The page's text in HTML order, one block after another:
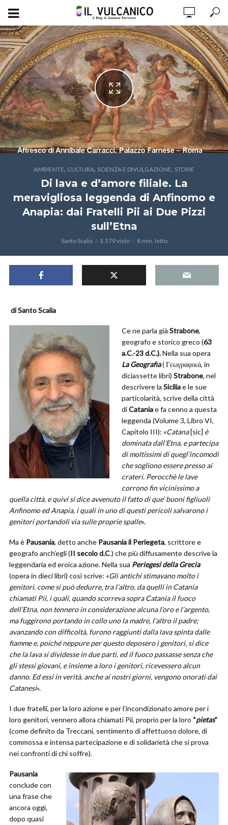
AMBIENTE, CULTURA, SCIENZA E DIVULGAZIONE, STORIE
Di lava e d’amore filiale. La
meravigliosa leggenda di Anfinomo e
Anapia: dai Fratelli Pii ai Due Pizzi
sull’Etna
Santo Scalia 3.579 visto 8 min. letto
di Santo Scalia
Ce ne parla già Strabone,
geografo e storico greco (63
a.C.-23 d.C.).Nella sua opera
La Geografia( Γεωγραφικά, in
diciassette libri) Strabone, nel
descrivere la Siciliae le sue
particolarità, scrive della città
diCataniae fa cenno a questa
leggenda (Volume 3, Libro VI,
Capitolo III): «Catana[sic] è
dominata dall’Etna, e partecipa
di moltissimi di quegl’incomodi
che sogliono essere presso ai
crateri. Perocchè le lave
corrono fin vicinissimo a
quella città, e quivi si dice avvenuto il fatto di que’ buoni figliuoli
Anfinomo ed Anapia, i quali in uno di questi pericoli salvarono i
genitori portandoli via sulle proprie spalle».
Ma è Pausania, detto anche Pausania il Periegeta, scrittore e
geografo anch’egli (II secolo d.C.) che più diffusamente descrive la
leggendaria ed eroica azione. Nella sua Periegesi della Grecia
(opera in dieci libri) così scrive: «Gli antichi stimavano molto i
genitori, come si può dedurre, tra l’altro, da quelli in Catania
chiamati Pii, i quali, quando scorreva sopra Catania il fuoco
dell’Etna, non tennero in considerazione alcuna l’oro e l’argento,
ma fuggirono portando in collo uno la madre, l’altro il padre;
avanzando con difficoltà, furono raggiunti dalla lava spinta dalle
fiamme e, poiché neppure per questo deposero i genitori, si dice
che la lava si dividesse in due parti, ed il fuoco passasse senza che
gli stessi giovani, e insieme a loro i genitori, ricevessero alcun
danno. Ed essi in verità, anche ai nostri giorni, vengono onorati dai
Catanesi».
I due fratelli, per la loro azione e per l’incondizionato amore per i
loro genitori, vennero allora chiamati Pii, proprio per la loro “pietas”
(come definito da Treccani, sentimento di affettuoso dolore, di
commossa e intensa partecipazione e di solidarietà che si prova
nei confronti di chi soffre).
Pausania
conclude con
una frase che
ancora oggi,
dopo quasi